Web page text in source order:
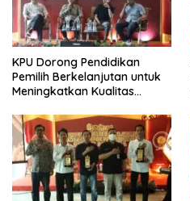
KPU Dorong Pendidikan
Pemilih Berkelanjutan untuk
Meningkatkan Kualitas